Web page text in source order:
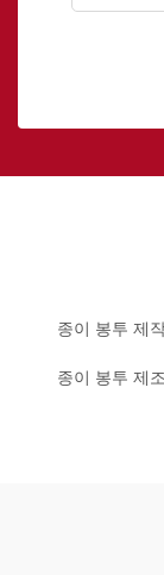
종이 봉투 제
종이 봉투 제